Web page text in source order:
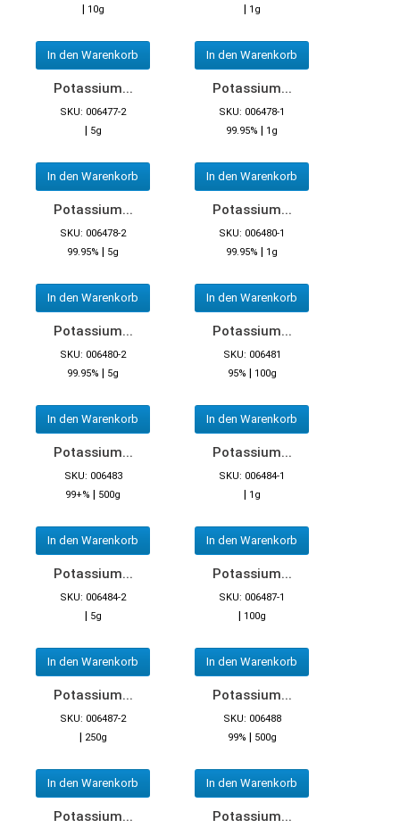
| 10g
In den Warenkorb
| 1g
In den Warenkorb
Potassium...
SKU: 006477-2
| 5g
In den Warenkorb
Potassium...
SKU: 006478-1
99.95% | 1g
In den Warenkorb
Potassium...
SKU: 006478-2
99.95% | 5g
In den Warenkorb
Potassium...
SKU: 006480-1
99.95% | 1g
In den Warenkorb
Potassium...
SKU: 006480-2
99.95% | 5g
In den Warenkorb
Potassium...
SKU: 006481
95% | 100g
In den Warenkorb
Potassium...
SKU: 006483
99+% | 500g
In den Warenkorb
Potassium...
SKU: 006484-1
| 1g
In den Warenkorb
Potassium...
SKU: 006484-2
| 5g
In den Warenkorb
Potassium...
SKU: 006487-1
| 100g
In den Warenkorb
Potassium...
SKU: 006487-2
| 250g
In den Warenkorb
Potassium...
SKU: 006488
99% | 500g
In den Warenkorb
Potassium... Potassium...